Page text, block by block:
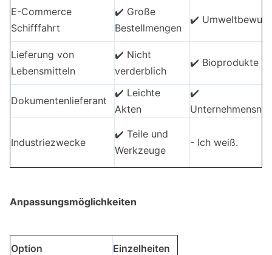
E-Commerce
Schifffahrt
✔️ Große
Bestellmengen
✔️
Lieferung von
Lebensmitteln
✔️ Nicht
verderblich
✔️ Bioprodukte
Dokumentenlieferant
✔️ Leichte
Akten
✔️
Industriezwecke
✔️ Teile und
Werkzeuge
- Ich weiß.
Anpassungsmöglichkeiten
Option Einzelheiten